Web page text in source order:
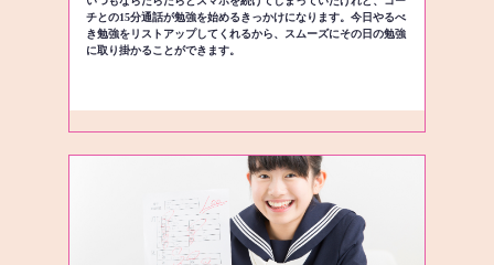
チとの15分通話が勉強を始めるきっかけになります。今日やるべ
き勉強をリストアップしてくれるから、スムーズにその日の勉強
に取り掛かることができます。